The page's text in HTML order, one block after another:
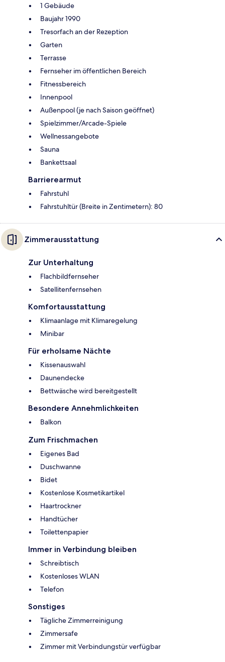
1 Gebäude
Baujahr 1990
Tresorfach an der Rezeption
Garten
Terrasse
Fernseher im öffentlichen Bereich
Fitnessbereich
Innenpool
Außenpool (je nach Saison geöffnet)
Spielzimmer/Arcade-Spiele
Wellnessangebote
Sauna
Bankettsaal
Barrierearmut
Fahrstuhl
Fahrstuhltür (Breite in Zentimetern): 80
Zimmerausstattung
Zur Unterhaltung
Flachbildfernseher
Satellitenfernsehen
Komfortausstattung
Klimaanlage mit Klimaregelung
Minibar
Für erholsame Nächte
Kissenauswahl
Daunendecke
Bettwäsche wird bereitgestellt
Besondere Annehmlichkeiten
Balkon
Zum Frischmachen
Eigenes Bad
Duschwanne
Bidet
Kostenlose Kosmetikartikel
Haartrockner
Handtücher
Toilettenpapier
Immer in Verbindung bleiben
Schreibtisch
Kostenloses WLAN
Telefon
Sonstiges
Tägliche Zimmerreinigung
Zimmersafe
Zimmer mit Verbindungstür verfügbar